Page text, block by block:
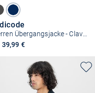
Herren Übergangsjacke - Clavell
39,99 €